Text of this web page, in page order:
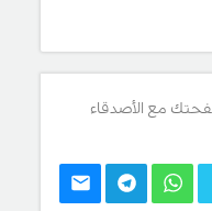
مع الأصدقاء